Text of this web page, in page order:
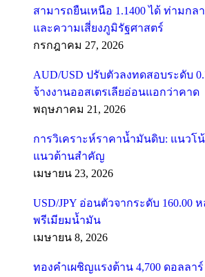
สามารถยืนเหนือ 1.1400 ได้ ท่ามกล
และความเสี่ยงภูมิรัฐศาสตร์
กรกฎาคม 27, 2026
AUD/USD ปรับตัวลงทดสอบระดับ
จ้างงานออสเตรเลียอ่อนแอกว่าคาด
พฤษภาคม 21, 2026
การวิเคราะห์ราคาน้ำมันดิบ: แนวโ
แนวต้านสำคัญ
เมษายน 23, 2026
USD/JPY อ่อนตัวจากระดับ 160.00
พรีเมียมน้ำมัน
เมษายน 8, 2026
ทองคำเผชิญแรงต้าน 4,700 ดอลลา